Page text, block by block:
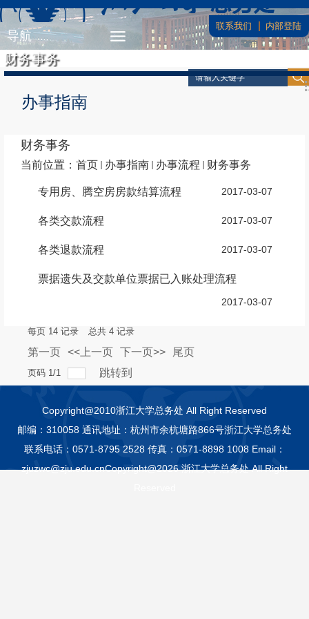
联系我们 内部登陆
导航
财务事务
办事指南
财务事务
当前位置： 首页 办事指南 办事流程 财务事务
专用房、腾空房房款结算流程 2017-03-07
各类交款流程 2017-03-07
各类退款流程 2017-03-07
票据遗失及交款单位票据已入账处理流程
2017-03-07
每页 14 记录 总共 4 记录
第一页 <<上一页 下一页>> 尾页
页码 1/1 跳转到
Copyright@2010浙江大学总务处 All Right Reserved
邮编：310058 通讯地址：杭州市余杭塘路866号浙江大学总务处
联系电话：0571-8795 2528 传真：0571-8898 1008 Email：
zjuzwc@zju.edu.cnCopyright@2026 浙江大学总务处 All Right